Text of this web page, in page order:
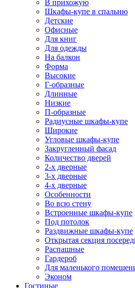
В прихожую
Шкафы-купе в спальню
Детские
Офисные
Для книг
Для одежды
На балкон
Форма
Высокие
Г-образные
Длинные
Низкие
П-образные
Радиусные шкафы-купе
Широкие
Угловые шкафы-купе
Закругленный фасад
Количество дверей
2-х дверные
3-х дверные
4-х дверные
Особенности
Во всю стену
Встроенные шкафы-купе
Под потолок
Раздвижные шкафы-купе
Открытая секция
Распашные
Гардероб
Для маленького
Эконом
Гостиные